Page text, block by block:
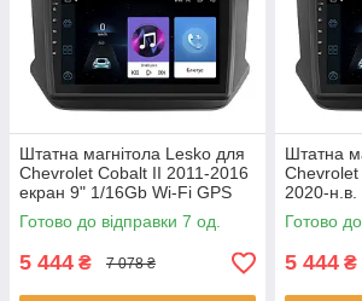
Штатна магнітола Lesko для
Chevrolet Cobalt II 2011-2016
екран 9" 1/16Gb Wi-Fi GPS
Base Шевроле Кобальт 7 шт.
Готово до відправки 7 од.
5 444 ₴ 7 078 ₴
Штатна
Chevrolet
2020-н.в.
Fi GPS
Готово
5 444 ₴